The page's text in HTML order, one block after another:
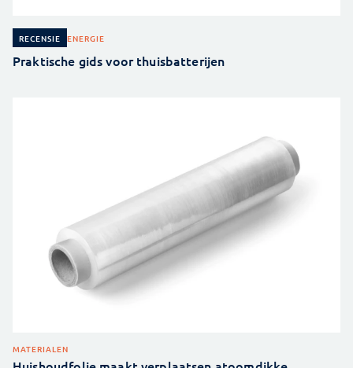
RECENSIE ENERGIE
Praktische gids voor thuisbatterijen
MATERIALEN